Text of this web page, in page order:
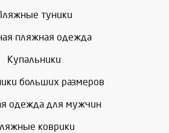
Пляжные туники
пляжная одежда
Купальники
больших размеров
одежда для мужчин
коврики